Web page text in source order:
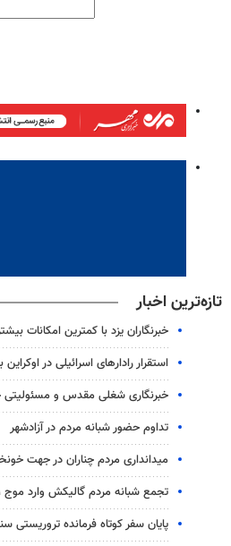
تازه‌ترین اخبار
خبرنگاران یزد با کمترین امکانات
استقرار رادارهای اسرائیلی در
خبرنگاری شغلی مقدس و مسئولیتی
تداوم حضور شبانه مردم در آزادشهر
میدانداری مردم چناران در جهت
تجمع شبانه مردم گالیکش وارد موج ۱۶۱ شد
پایان سفر کوتاه فرمانده تروریستی